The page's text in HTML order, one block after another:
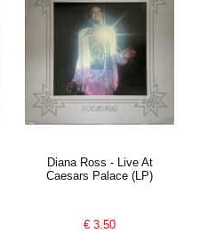
Diana Ross - Live At
Caesars Palace (LP)
€3.50